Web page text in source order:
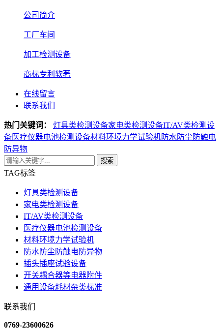
公司简介
工厂车间
加工检测设备
商标专利软著
在线留言
联系我们
热门关键词： 灯具类检测设备家电类检测设备IT/AV类检测设
备医疗仪器电池检测设备材料环境力学试验机防水防尘防触电
防异物
搜索
TAG标签
灯具类检测设备
家电类检测设备
IT/AV类检测设备
医疗仪器电池检测设备
材料环境力学试验机
防水防尘防触电防异物
插头插座试验设备
开关耦合器等电器附件
通用设备耗材杂类标准
联系我们
0769-23600626